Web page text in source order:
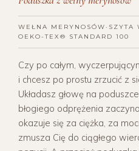
WEŁNA MERYNOSÓW· SZYTA
OEKO-TEX® STANDARD 100
Czy po całym,
i chcesz po prostu zrzucić z
Układasz głowę na
błogiego odprężenia
okazuje się za ciężka, za
zmusza Cię do ciągłego